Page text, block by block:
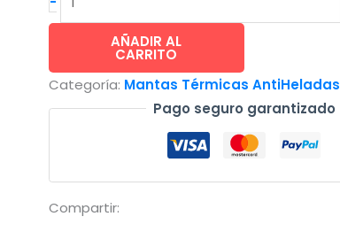
protección
contra
frio
-
1.6x500m
AÑADIR AL
CARRITO
Categoría: Mantas Térmicas AntiHeladas
Pago seguro garantizado
Compartir: